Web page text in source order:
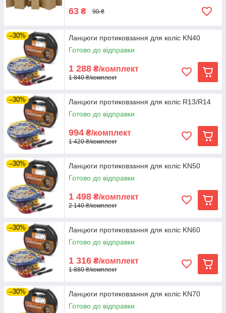
63 ₴ 90 ₴
–30%
Ланцюги протиковзання для коліс KN40
Готово до відправки
1 288 ₴/комплект
1 840 ₴/комплект
–30%
Ланцюги протиковзання для коліс R13/R14
Готово до відправки
994 ₴/комплект
1 420 ₴/комплект
–30%
Ланцюги протиковзання для коліс KN50
Готово до відправки
1 498 ₴/комплект
2 140 ₴/комплект
–30%
Ланцюги протиковзання для коліс KN60
Готово до відправки
1 316 ₴/комплект
1 880 ₴/комплект
–30%
Ланцюги протиковзання для коліс KN70
Готово до відправки